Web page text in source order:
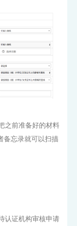
之前准备好的材料
备忘录就可以扫描
认证机构审核申请